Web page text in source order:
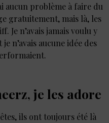
aucun problème à faire du
gratuitement, mais là, les
Je n’avais jamais voulu y
n’avais aucune idée des
je les adore
ils ont toujours été là